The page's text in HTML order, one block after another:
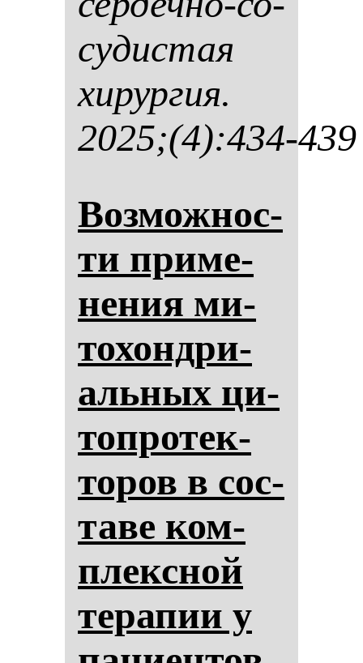
су­дис­тая
хи­рур­гия.
2025;(4):434-439
Воз­мож­нос­
ти при­ме­
не­ния ми­
то­хон­дри­
аль­ных ци­
топ­ро­тек­
то­ров в сос­
та­ве ком­
плексной
те­ра­пии у